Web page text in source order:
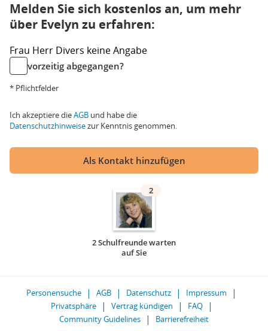
Melden Sie sich kostenlos an, um mehr
über Evelyn zu erfahren:
Frau Herr Divers keine Angabe
vorzeitig abgegangen?
* Pflichtfelder
Ich akzeptiere dieAGB und habe die
Datenschutzhinweisezur Kenntnis genommen.
Als Kontakt hinzufügen
2
2 Schulfreunde warten
auf Sie
Personensuche AGB Datenschutz
Impressum
Privatsphäre
Vertrag kündigen
FAQ
Community Guidelines
Barrierefreiheit